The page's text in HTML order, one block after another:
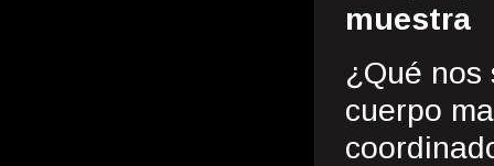
muestra
¿Qué
cuerpo